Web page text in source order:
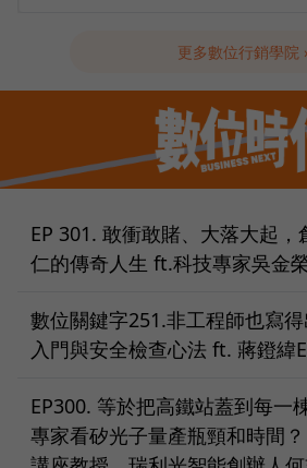
更多數位行銷學院
EP 301. 敢衝敢賭、大落大起，
仁的傳奇人生 ft.科技專家吳金
數位關鍵字251.非工程師也寫
入門與安全檢查心法 ft. 蔣鐙緯
EP300. 等於把高鐵站蓋到每一
專家看矽光子量產瓶頸和時間